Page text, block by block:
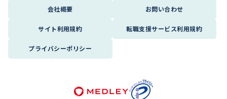
会社概要 お問い合わせ
サイト利用規約 転職支援サービス利用規約
プライバシーポリシー